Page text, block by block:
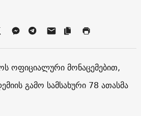
ოფიციალური მონაცემებით,
გამო სამსახური 78 ათასმა